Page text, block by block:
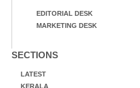
EDITORIAL DESK
MARKETING DESK
SECTIONS
LATEST
KERALA